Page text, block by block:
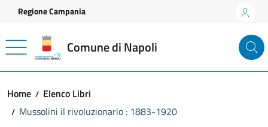
Vai ai contenuti
Vai al footer
Regione Campania
Comune di Napoli
Home
Elenco Libri
Mussolini il rivoluzionario : 1883-1920